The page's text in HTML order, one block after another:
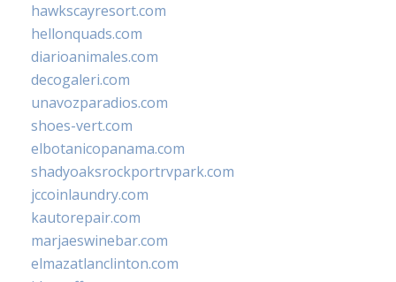
hawkscayresort.com
hellonquads.com
diarioanimales.com
decogaleri.com
unavozparadios.com
shoes-vert.com
elbotanicopanama.com
shadyoaksrockportrvpark.com
jccoinlaundry.com
kautorepair.com
marjaeswinebar.com
elmazatlanclinton.com